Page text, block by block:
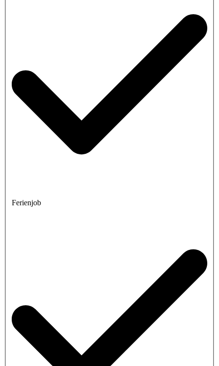
Ferienjob